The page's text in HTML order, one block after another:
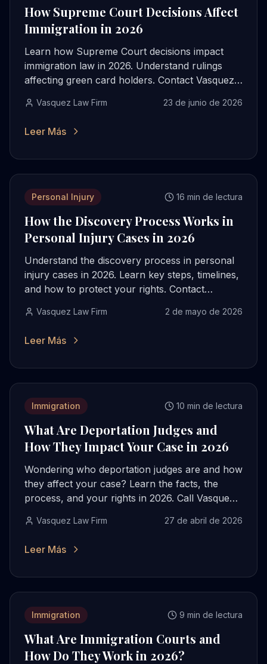
How Supreme Court Decisions Affect
Immigration in 2026
Learn how Supreme Court decisions impact
immigration law in 2026. Understand rulings
affecting green card holders. Contact Vasquez
Vasquez Law Firm 23 de junio de 2026
Leer Más
Personal Injury 16 min de lectura
How the Discovery Process Works in
Personal Injury Cases in 2026
Understand the discovery process in personal
injury cases in 2026. Learn key steps, timelines,
and how to protect your rights. Contact
Vasquez Law Firm 2 de mayo de 2026
Leer Más
Immigration 10 min de lectura
What Are Deportation Judges and
How They Impact Your Case in 2026
Wondering who deportation judges are and how
they affect your case? Learn the facts, the
process, and your rights in 2026. Call Vasquez
Vasquez Law Firm 27 de abril de 2026
Leer Más
Immigration 9 min de lectura
What Are Immigration Courts and
How Do They Work in 2026?